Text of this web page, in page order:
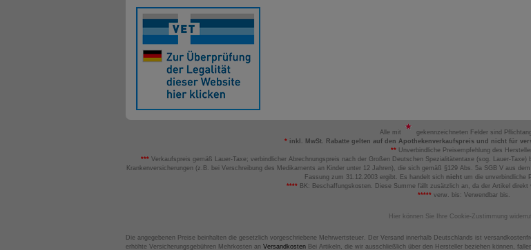
Alle mit
gekennzeichneten Felder sind
* inkl. MwSt. Rabatte gelten auf den Apothekenverkaufspreis und nicht für
**Unverbindliche Preisempfehlung des
*** Verkaufspreis gemäß Lauer-Taxe; verbindlicher Abrechnungspreis nach der Großen Deutschen Spezialitätentaxe (sog. Lauer-
Krankenversicherungen (z.B. bei Verschreibung des Medikaments an Kinder unter 12 Jahren), die sich gemäß §129 Abs. 5a SGB V aus
Fassung zum 31.12.2003 ergibt. Es handelt sich nicht um die unverbindliche
**** BK: Beschaffungskosten. Diese Summe fällt zusätzlich an, da der Artikel direkt
***** verw. bis: Verwendbar bis.
Hier können Sie Ihre Cookie-Zustimmung
Die angegebenen Preise beinhalten die gesetzlich vorgeschriebene Mehrwertsteuer. Der Versand innerhalb Deutschlands ist
erhöhte Versicherungsgebühren Mehrkosten an Versandkosten Bei Artikeln, die wir ausschließlich über den Hersteller beziehen können,